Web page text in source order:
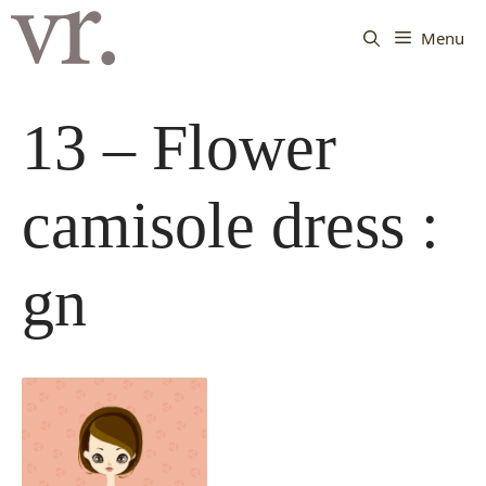
Langsung
Menu
13 – Flower
camisole dress :
gn